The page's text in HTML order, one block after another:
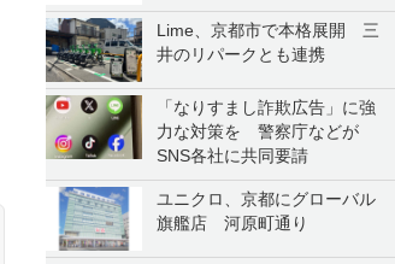
Lime、京都市で本格展開 三
井のリパークとも連携
「なりすまし詐欺広告」に強
力な対策を 警察庁などが
SNS各社に共同要請
ユニクロ、京都にグローバル
旗艦店 河原町通り